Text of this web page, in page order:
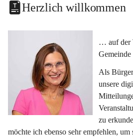
Herzlich willkommen
… auf der
Als
unsere
zu
möchte ich ebenso sehr empfehlen,